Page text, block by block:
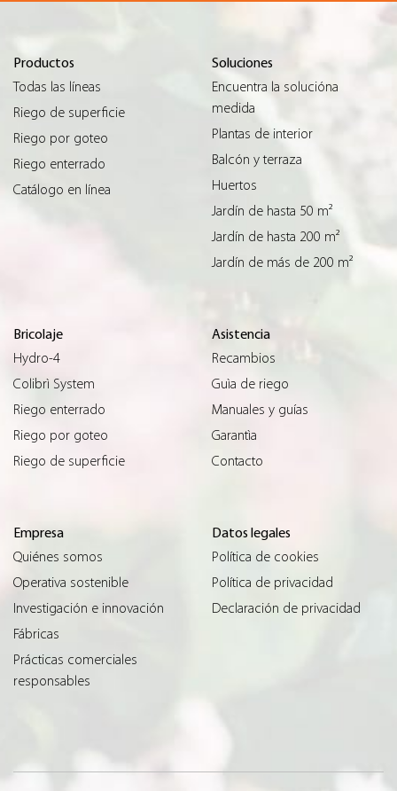
Productos
Todas las líneas
Riego de superficie
Riego por goteo
Riego enterrado
Catálogo en línea
Soluciones
Encuentra la solucióna
medida
Plantas de interior
Balcón y terraza
Huertos
Jardín de hasta 50 m²
Jardín de hasta 200 m²
Jardín de más de 200 m²
Bricolaje
Hydro-4
Colibrì System
Riego enterrado
Riego por goteo
Riego de superficie
Asistencia
Recambios
Guìa de riego
Manuales y guías
Garantìa
Contacto
Empresa
Quiénes somos
Operativa sostenible
Investigación e innovación
Fábricas
Prácticas comerciales
responsables
Datos legales
Política de cookies
Política de privacidad
Declaración de privacidad